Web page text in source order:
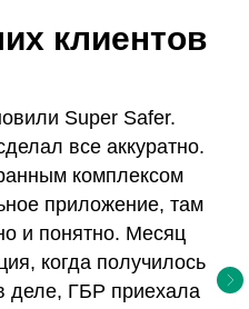
клиентов
Super Safer.
все аккуратно.
комплексом
приложение, там
и понятно. Месяц
когда получилось
деле, ГБР приехала